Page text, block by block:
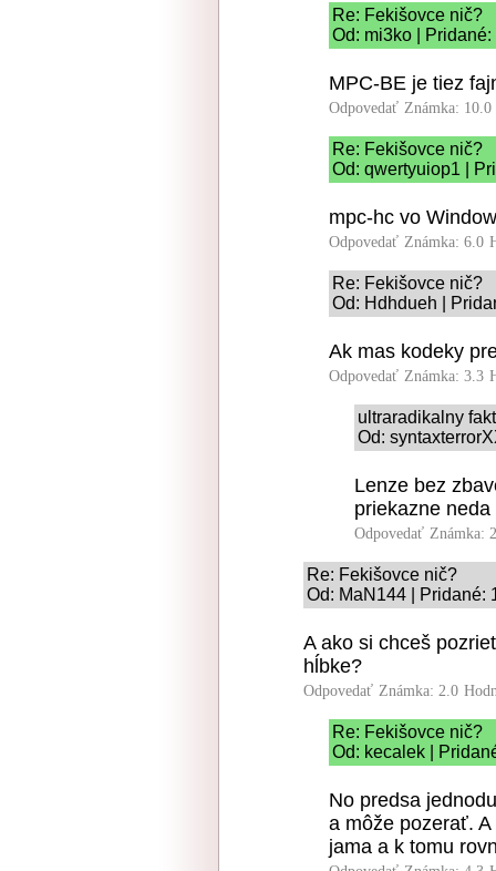
Re: Fekišovce nič?
Od: mi3ko |
MPC-BE je tiez
Odpovedať Známka: 10.0
Re: Fekišovce nič?
Od: qwertyuiop1 |
mpc-hc vo
Odpovedať Známka: 6.0
Re: Fekišovce nič?
Od: Hdhdueh |
Ak mas kodeky
Odpovedať Známka: 3.3
ultraradikalny
Od:
Lenze bez
priekazne neda
Odpovedať Známka:
Re: Fekišovce nič?
Od: MaN144 | Pridané:
A ako si chceš
hĺbke?
Odpovedať Známka: 2.0
Re: Fekišovce nič?
Od: kecalek |
No predsa
a môže pozerať.
jama a k tomu